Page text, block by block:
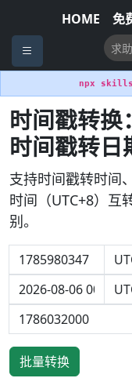
HOME 免
npx skills
时间戳转
时间戳转日
支持时间戳转时间
时间（UTC+8）互
别。
1786032000
批量转换